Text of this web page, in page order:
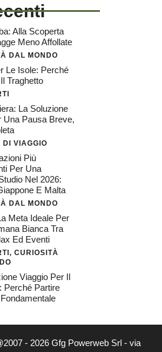
Alla Scoperta
Meno Affollate
DAL MONDO
Le Isole: Perché
Traghetto
La Soluzione
Una Pausa Breve,
DI VIAGGIO
Più
Per Una
Nel 2026:
E Malta
DAL MONDO
Meta Ideale Per
Bianca Tra
Ed Eventi
, CURIOSITÀ
Viaggio Per Il
Perché Partire
- 2026 Gfg Powerweb Srl - via